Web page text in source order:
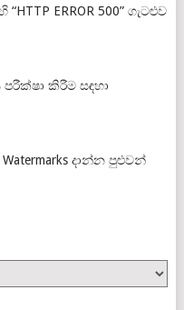
“HTTP ERROR 500” ගැටළුව
පරීක්ෂා කිරීම සඳහා
දාන්න පුළුවන්